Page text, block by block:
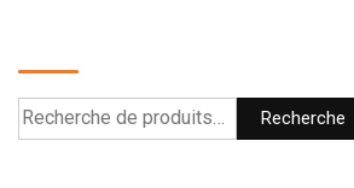
Recherche